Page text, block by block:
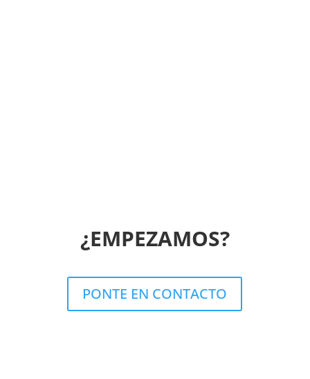
¿EMPEZAMOS?
PONTE EN CONTACTO